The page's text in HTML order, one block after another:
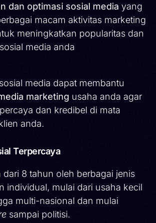
dan optimasi sosial media yang
macam aktivitas marketing
meningkatkan popularitas dan
media anda
media dapat membantu
marketing usaha anda agar
dan kredibel di mata
anda.
Terpercaya
dari 8 tahun oleh berbagai jenis
individual, mulai dari usaha kecil
multi-nasional dan mulai
sampai politisi.